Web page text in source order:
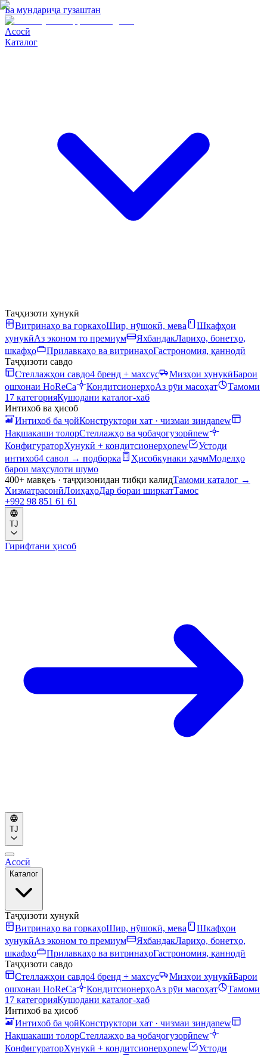
Ба мундариҷа гузаштан
Асосӣ
Каталог
Таҷҳизоти хунукӣ
Витринаҳо ва горкаҳоШир, нӯшокӣ, мева
Шкафҳои
хунукӣАз эконом то премиум ЯхбандакЛариҳо, бонетҳо,
шкафҳо
Прилавкаҳо ва витринаҳоГастрономия, қаннодӣ
Таҷҳизоти савдо
Стеллажҳои савдо4 бренд + махсус Мизҳои хунукӣБарои
ошхонаи HoReCa
КондитсионерҳоАз рӯи масоҳат
Тамоми
17 категорияКушодани каталог-хаб
Интихоб ва ҳисоб
Интихоб ба ҷойКонструктори хат · чизмаи зиндаnew
Нақшакаши толорСтеллажҳо ва ҷобаҷогузорӣnew
КонфигураторХунукӣ + кондитсионерҳоnew
Устоди
интихоб4 савол → подборка Ҳисобкунаки ҳаҷмМоделҳо
барои маҳсулоти шумо
400+ мавқеъ · таҷҳизонидан тибқи калидТамоми каталог →
ХизматрасонӣЛоиҳаҳоДар бораи ширкатТамос
+992 98 851 61 61
TJ
Гирифтани ҳисоб
TJ
Асосӣ
Каталог
Таҷҳизоти хунукӣ
Витринаҳо ва горкаҳоШир, нӯшокӣ, мева
Шкафҳои
хунукӣАз эконом то премиум ЯхбандакЛариҳо, бонетҳо,
шкафҳо
Прилавкаҳо ва витринаҳоГастрономия, қаннодӣ
Таҷҳизоти савдо
Стеллажҳои савдо4 бренд + махсус Мизҳои хунукӣБарои
ошхонаи HoReCa
КондитсионерҳоАз рӯи масоҳат
Тамоми
17 категорияКушодани каталог-хаб
Интихоб ва ҳисоб
Интихоб ба ҷойКонструктори хат · чизмаи зиндаnew
Нақшакаши толорСтеллажҳо ва ҷобаҷогузорӣnew
КонфигураторХунукӣ + кондитсионерҳоnew
Устоди